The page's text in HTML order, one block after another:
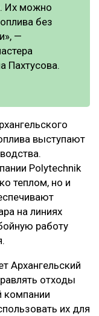
Их можно
без
—
Пахтусова.
выступают
Polytechnik
теплом, но и
на линиях
работу
Архангельский
отходы
компании
их для